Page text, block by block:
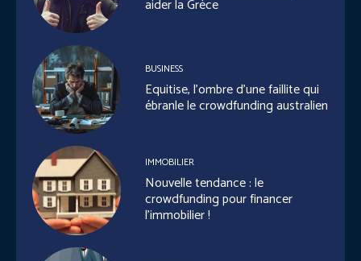
aider la Grèce
BUSINESS
Equitise, l’ombre d’une faillite qui
ébranle le crowdfunding australien
IMMOBILIER
Nouvelle tendance : le
crowdfunding pour financer
l’immobilier !